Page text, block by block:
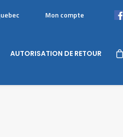
Mon compte Facebook
AUTORISATION DE RETOUR